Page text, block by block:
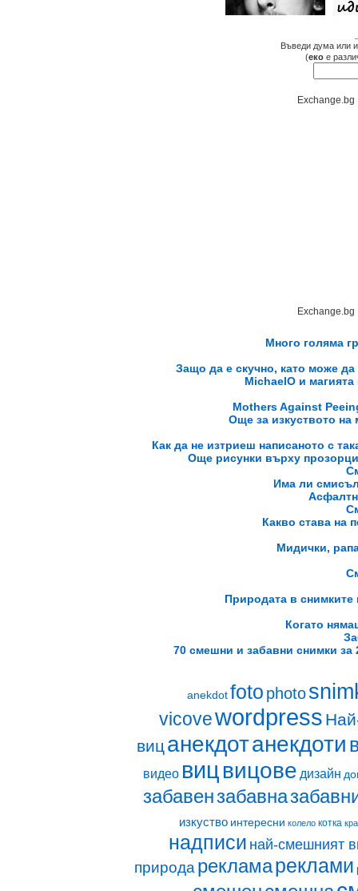
Въведи дума или
(еко е
Exchange.bg
Exchange.bg
Много голяма
Защо да е скучно, като може да
MichaelO и
Mothers Against
Още за изкуството на
Как да не изтриеш написаното с
Още рисунки върху
Има ли
Какво става на
Мидички,
Природата в снимките
Когато
70 смешни и забавни снимки за
anekdotfoto photo
vicovewordpress
вицанекдотанекдоти
видео вицвицове дизайн
забавензабавна
изкуство интересни колело котка
надписи най-смешният
природа рекламареклами